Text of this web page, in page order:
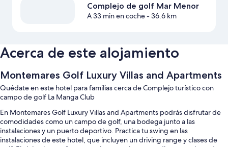
Complejo de golf Mar Menor
A 33 min en coche- 36.6 km
Acerca de este alojamiento
Montemares Golf Luxury Villas and Apartments
Quédate en este hotel para familias cerca de Complejo turístico con
campo de golf La Manga Club
En Montemares Golf Luxury Villas and Apartments podrás disfrutar de
comodidades como un campo de golf, una bodega junto a las
instalaciones y un puerto deportivo. Practica tu swing en las
instalaciones de este hotel, que incluyen un driving range y clases de